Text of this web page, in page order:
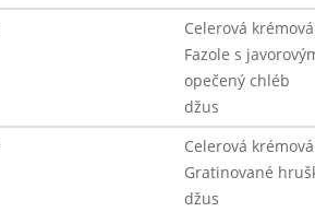
Celerová krémová
Fazole s
opečený chléb
džus
Celerová krémová
Gratinované
džus